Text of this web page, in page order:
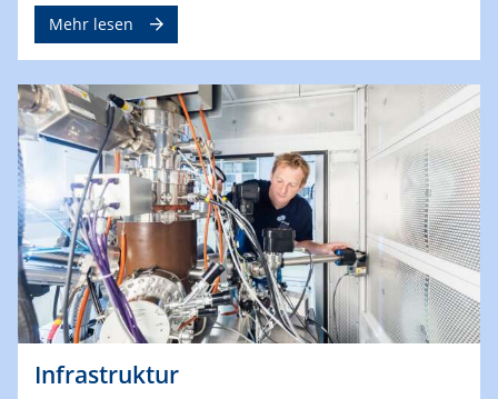
Mehr lesen
Infrastruktur